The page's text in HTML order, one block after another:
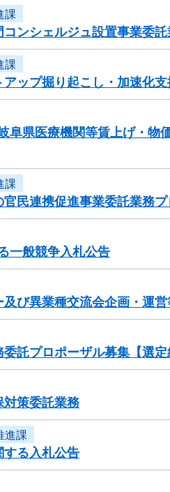
課
ンシェルジュ設置事業委
課
アップ掘り起こし・加速化
阜県医療機関等賃上げ・物
課
民連携促進事業委託業務
一般競争入札公告
び異業種交流会企画・運
託プロポーザル募集【選定
対策委託業務
進課
する入札公告